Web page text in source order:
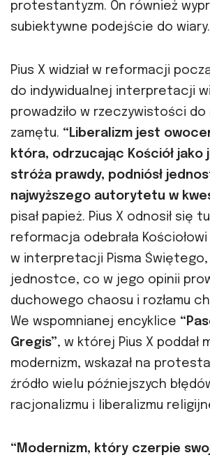
protestantyzm. On również
subiektywne podejście do wiary.
Pius X widział w reformacji
do indywidualnej interpretacji
prowadziło w rzeczywistości do
zamętu. “Liberalizm jest
która, odrzucając Kościół jako
stróża prawdy, podniósł
najwyższego autorytetu w
pisał papież. Pius X odnosił się
reformacja odebrała
w interpretacji Pisma Świętego,
jednostce, co w jego opinii
duchowego chaosu i rozłamu
We wspomnianej encyklice
Gregis”, w której Pius X poddał
modernizm, wskazał na
źródło wielu późniejszych
racjonalizmu i liberalizmu
“Modernizm, który czerpie